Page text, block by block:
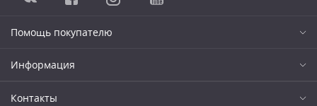
Помощь покупателю
Информация
Контакты